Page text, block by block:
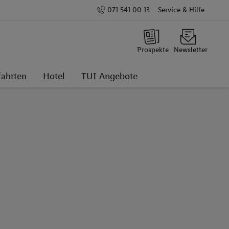
071 541 00 13 Service & Hilfe
Prospekte Newsletter
Hotel TUI Angebote